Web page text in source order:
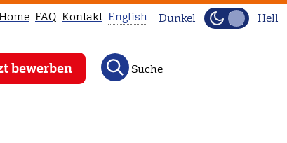
Home FAQ Kontakt
This
page
English Dunkel Hell
bewerben Suche